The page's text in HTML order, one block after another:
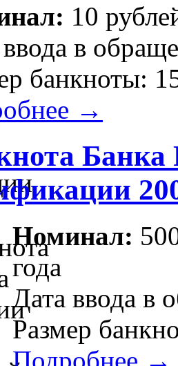
10
в
банкноты:
→
Банка
Номинал:
года
Дата ввода в
Размер
Подробнее →